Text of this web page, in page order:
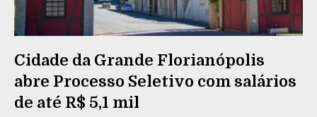
Cidade da Grande Florianópolis
abre Processo Seletivo com salários
de até R$ 5,1 mil